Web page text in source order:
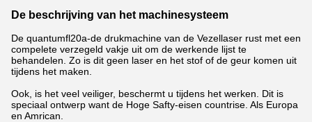
De beschrijving van het machinesysteem
De quantumfl20a-de drukmachine van de Vezellaser rust met een
compelete verzegeld vakje uit om de werkende lijst te
behandelen. Zo is dit geen laser en het stof of de geur komen uit
tijdens het maken.
Ook, is het veel veiliger, beschermt u tijdens het werken. Dit is
speciaal ontwerp want de Hoge Safty-eisen countrise. Als Europa
en Amrican.